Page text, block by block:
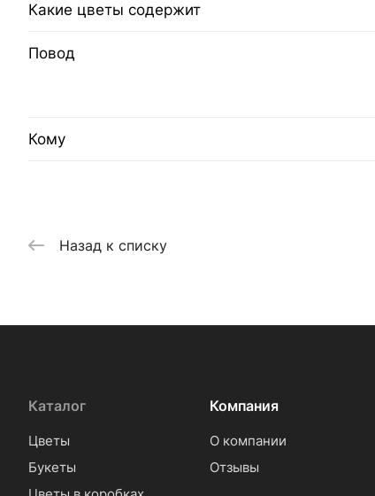
Какие цветы содержит
Повод
Кому
Назад к списку
Каталог
Цветы
Букеты
Компания
О компании
Отзывы